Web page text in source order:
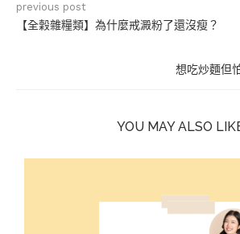
previous post
【全穀雜糧類】為什麼戒澱粉了還沒瘦？
想吃炒麵但
YOU MAY ALSO